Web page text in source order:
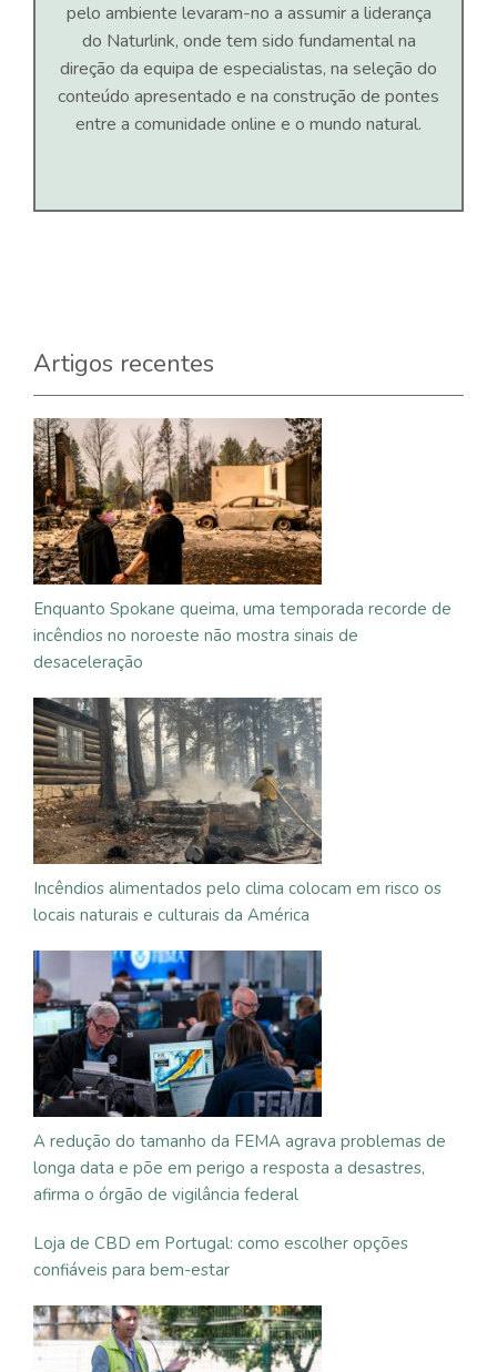
pelo ambiente levaram-no a assumir a liderança
do Naturlink, onde tem sido fundamental na
direção da equipa de especialistas, na seleção do
conteúdo apresentado e na construção de pontes
entre a comunidade online e o mundo natural.
Artigos recentes
Enquanto Spokane queima, uma temporada recorde de
incêndios no noroeste não mostra sinais de
desaceleração
Incêndios alimentados pelo clima colocam em risco os
locais naturais e culturais da América
A redução do tamanho da FEMA agrava problemas de
longa data e põe em perigo a resposta a desastres,
afirma o órgão de vigilância federal
Loja de CBD em Portugal: como escolher opções
confiáveis para bem-estar